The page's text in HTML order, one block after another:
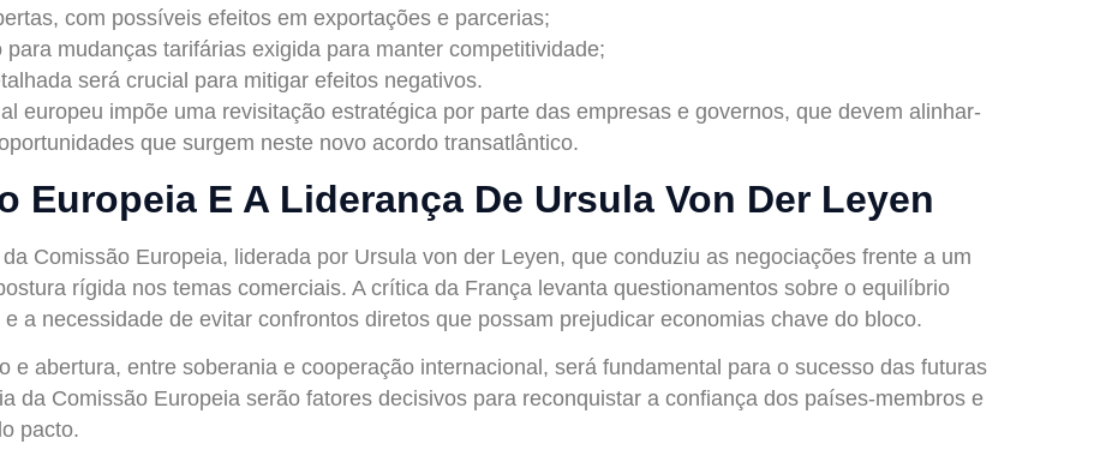
com possíveis efeitos em exportações e parcerias;
para mudanças tarifárias exigida para manter competitividade;
será crucial para mitigar efeitos negativos.
europeu impõe uma revisitação estratégica por parte das empresas e governos, que devem alinhar-
que surgem neste novo acordo transatlântico.
Europeia E A Liderança De Ursula Von Der Leyen
Comissão Europeia, liderada por Ursula von der Leyen, que conduziu as negociações frente a um
rígida nos temas comerciais. A crítica da França levanta questionamentos sobre o equilíbrio
a necessidade de evitar confrontos diretos que possam prejudicar economias chave do bloco.
e abertura, entre soberania e cooperação internacional, será fundamental para o sucesso das futuras
da Comissão Europeia serão fatores decisivos para reconquistar a confiança dos países-membros e
pacto.